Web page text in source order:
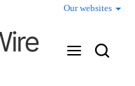
Our websites